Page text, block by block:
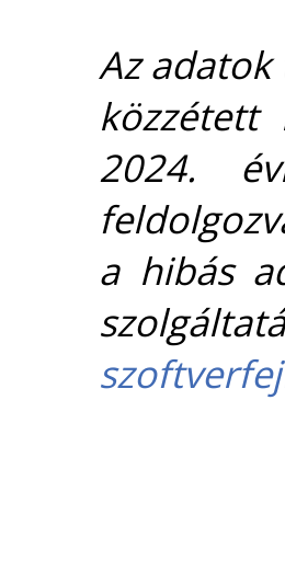
Az
közzétett
2024.
a hibás